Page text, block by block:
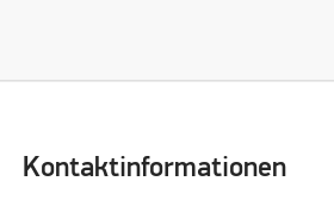
Kontaktinformationen